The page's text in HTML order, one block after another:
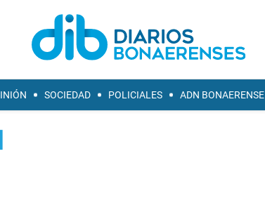
SOCIEDAD POLICIALES ADN BONAERENSE